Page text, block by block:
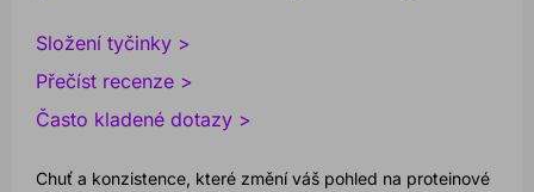
Složení tyčinky >
Přečíst recenze >
Často kladené dotazy >
Chuť a konzistence, které změní váš pohled na proteinové